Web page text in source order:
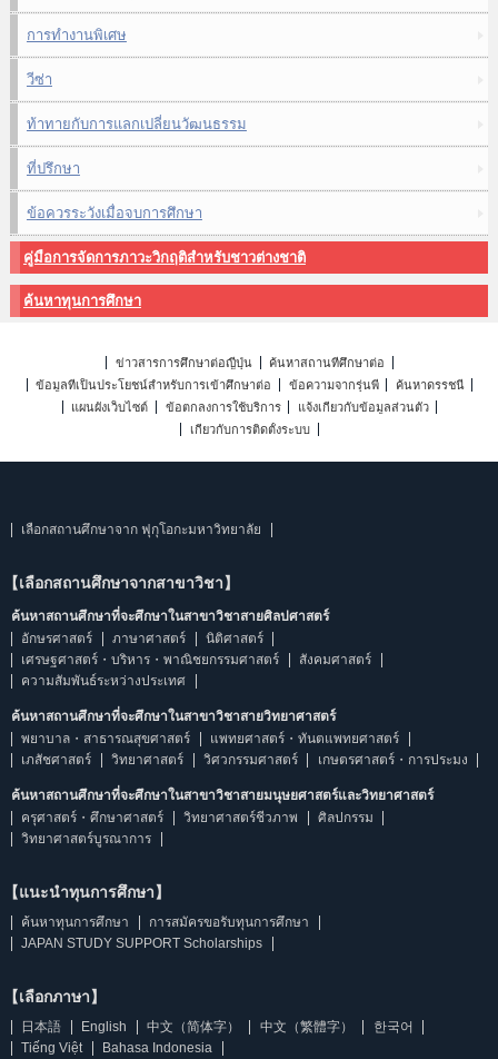
การทำงานพิเศษ
วีซ่า
ท้าทายกับการแลกเปลี่ยนวัฒนธรรม
ที่ปรึกษา
ข้อควรระวังเมื่อจบการศึกษา
คู่มือการจัดการภาวะวิกฤติสำหรับชาวต่างชาติ
ค้นหาทุนการศึกษา
ข่าวสารการศึกษาต่อญี่ปุ่น
ค้นหาสถานที่ศึกษาต่อ
ข้อมูลที่เป็นประโยชน์สำหรับการเข้าศึกษาต่อ
ข้อความจากรุ่นพี่
ค้นหาดรรชนี
แผนผังเว็บไซต์
ข้อตกลงการใช้บริการ
แจ้งเกี่ยวกับข้อมูลส่วนตัว
เกี่ยวกับการติดตั้งระบบ
เลือกสถานศึกษาจาก ฟุกุโอกะมหาวิทยาลัย
【เลือกสถานศึกษาจากสาขาวิชา】
ค้นหาสถานศึกษาที่จะศึกษาในสาขาวิชาสายศิลปศาสตร์
อักษรศาสตร์
ภาษาศาสตร์
นิติศาสตร์
เศรษฐศาสตร์・บริหาร・พาณิชยกรรมศาสตร์
สังคมศาสตร์
ความสัมพันธ์ระหว่างประเทศ
ค้นหาสถานศึกษาที่จะศึกษาในสาขาวิชาสายวิทยาศาสตร์
พยาบาล・สาธารณสุขศาสตร์
แพทยศาสตร์・ทันตแพทยศาสตร์
เภสัชศาสตร์
วิทยาศาสตร์ วิศวกรรมศาสตร์ เกษตรศาสตร์・การประมง
ค้นหาสถานศึกษาที่จะศึกษาในสาขาวิชาสายมนุษยศาสตร์และวิทยาศาสตร์
ครุศาสตร์・ศึกษาศาสตร์
วิทยาศาสตร์ชีวภาพ
ศิลปกรรม
วิทยาศาสตร์บูรณาการ
【แนะนำทุนการศึกษา】
ค้นหาทุนการศึกษา
การสมัครขอรับทุนการศึกษา
JAPAN STUDY SUPPORT Scholarships
【เลือกภาษา】
日本語 English 中文（简体字） 中文（繁體字）
한국어
Tiếng Việt
Bahasa Indonesia